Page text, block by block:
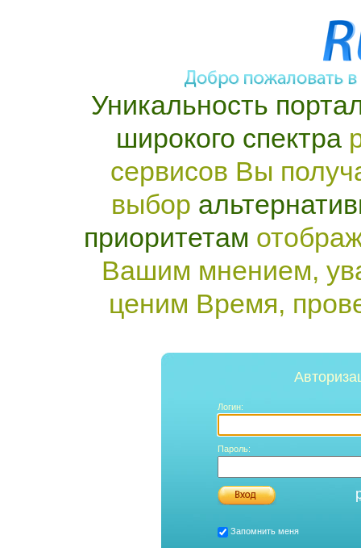
Уникальность
широкого спектра
сервисов Вы
выбор
приоритетам
Вашим мнением,
ценим Время,
Логин:
Пароль:
Запомнить меня